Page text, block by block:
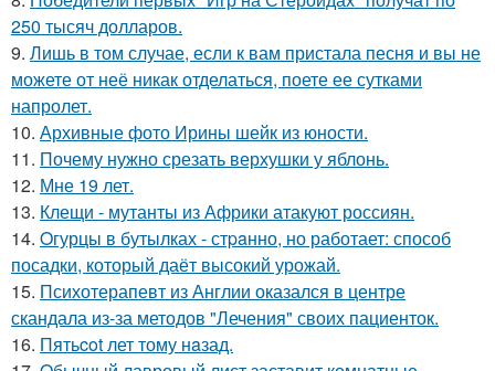
250 тысяч долларов.
9. Лишь в том случае, если к вам пристала песня и вы не
можете от неё никак отделаться, поете ее сутками
напролет.
10. Архивные фото Ирины шейк из юности.
11. Почему нужно срезать верхушки у яблонь.
12. Мне 19 лет.
13. Клещи - мутанты из Африки атакуют россиян.
14. Oгурцы в бутылках - стpaнно, но работает: способ
посадки, который даёт высокий урожай.
15. Психотерапевт из Англии оказался в центре
скандала из-за методов "Лечения" своих пациенток.
16. Пятьcot лет тому нaзад.